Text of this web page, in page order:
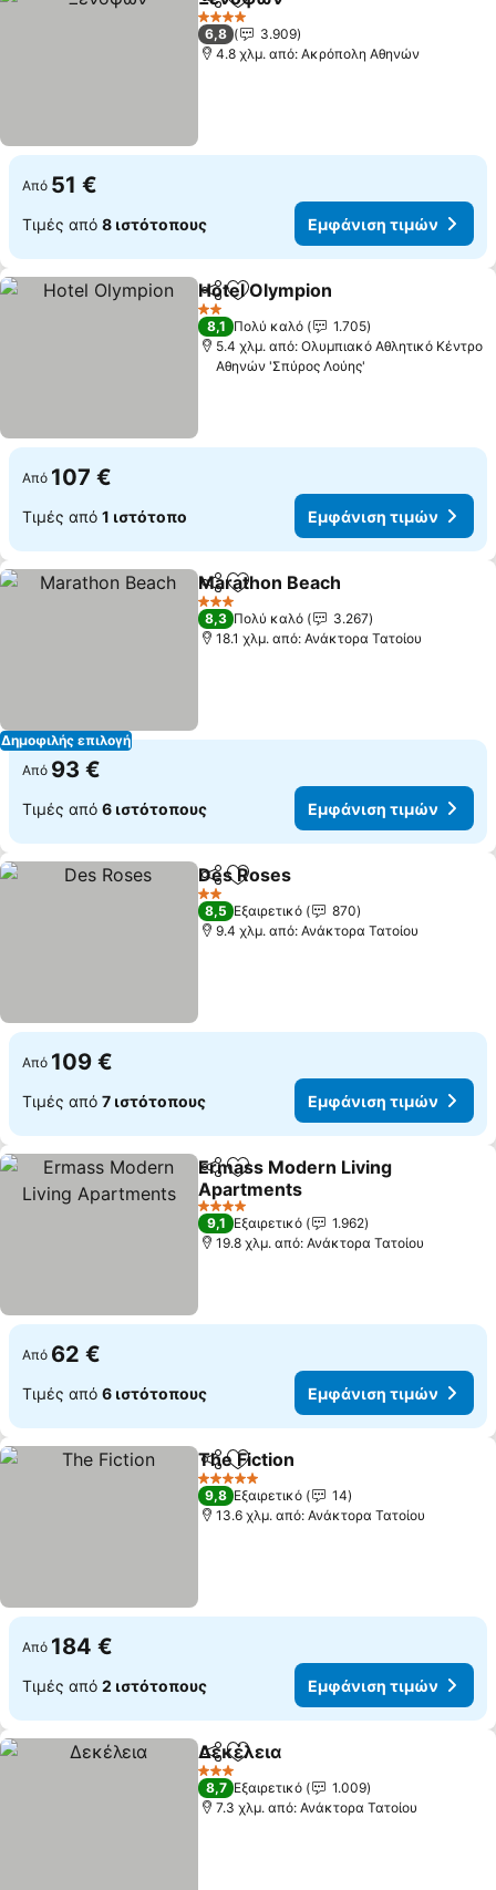
Κοινοποίηση
Προσθήκη στα αγαπημένα
4 Αστέρια
6,8
3.909
4.8 χλμ. από: Ακρόπολη Αθηνών
Από 51 €
Τιμές από 8 ιστότοπους Εμφάνιση τιμών
Κοινοποίηση
Προσθήκη στα αγαπημένα
Hotel Olympion
2 Αστέρια
8,1 Πολύ καλό
1.705
5.4 χλμ. από: Ολυμπιακό Αθλητικό Κέντρο
Αθηνών 'Σπύρος Λούης'
Από 107 €
Τιμές από 1 ιστότοπο Εμφάνιση τιμών
Δημοφιλής επιλογή
Κοινοποίηση
Προσθήκη στα αγαπημένα
Marathon Beach
3 Αστέρια
8,3 Πολύ καλό
3.267
18.1 χλμ. από: Ανάκτορα Τατοίου
Από 93 €
Τιμές από 6 ιστότοπους Εμφάνιση τιμών
Κοινοποίηση
Προσθήκη στα αγαπημένα
Des Roses
2 Αστέρια
8,5 Εξαιρετικό
870
9.4 χλμ. από: Ανάκτορα Τατοίου
Από 109 €
Τιμές από 7 ιστότοπους Εμφάνιση τιμών
Κοινοποίηση
Προσθήκη στα αγαπημένα
Ermass Modern Living
Apartments
Εμφάνιση τιμών
4 Αστέρια
9,1 Εξαιρετικό
1.962
19.8 χλμ. από: Ανάκτορα Τατοίου
Από 62 €
Τιμές από 6 ιστότοπους Εμφάνιση τιμών
Κοινοποίηση
Προσθήκη στα αγαπημένα
The Fiction
5 Αστέρια
9,8 Εξαιρετικό
14
13.6 χλμ. από: Ανάκτορα Τατοίου
Από 184 €
Τιμές από 2 ιστότοπους Εμφάνιση τιμών
Κοινοποίηση
Προσθήκη στα αγαπημένα
Δεκέλεια
3 Αστέρια
8,7 Εξαιρετικό
1.009
7.3 χλμ. από: Ανάκτορα Τατοίου